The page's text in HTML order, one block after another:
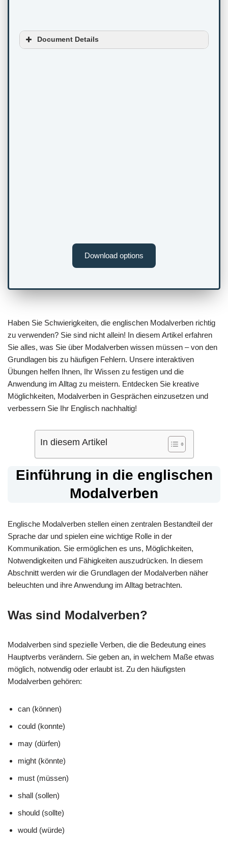
Document Details
Download options
Haben Sie Schwierigkeiten, die englischen Modalverben richtig
zu verwenden? Sie sind nicht allein! In diesem Artikel erfahren
Sie alles, was Sie über Modalverben wissen müssen – von den
Grundlagen bis zu häufigen Fehlern. Unsere interaktiven
Übungen helfen Ihnen, Ihr Wissen zu festigen und die
Anwendung im Alltag zu meistern. Entdecken Sie kreative
Möglichkeiten, Modalverben in Gesprächen einzusetzen und
verbessern Sie Ihr Englisch nachhaltig!
In diesem Artikel
Einführung in die englischen
Modalverben
Englische Modalverben stellen einen zentralen Bestandteil der
Sprache dar und spielen eine wichtige Rolle in der
Kommunikation. Sie ermöglichen es uns, Möglichkeiten,
Notwendigkeiten und Fähigkeiten auszudrücken. In diesem
Abschnitt werden wir die Grundlagen der Modalverben näher
beleuchten und ihre Anwendung im Alltag betrachten.
Was sind Modalverben?
Modalverben sind spezielle Verben, die die Bedeutung eines
Hauptverbs verändern. Sie geben an, in welchem Maße etwas
möglich, notwendig oder erlaubt ist. Zu den häufigsten
Modalverben gehören:
can (können)
could (konnte)
may (dürfen)
might (könnte)
must (müssen)
shall (sollen)
should (sollte)
would (würde)